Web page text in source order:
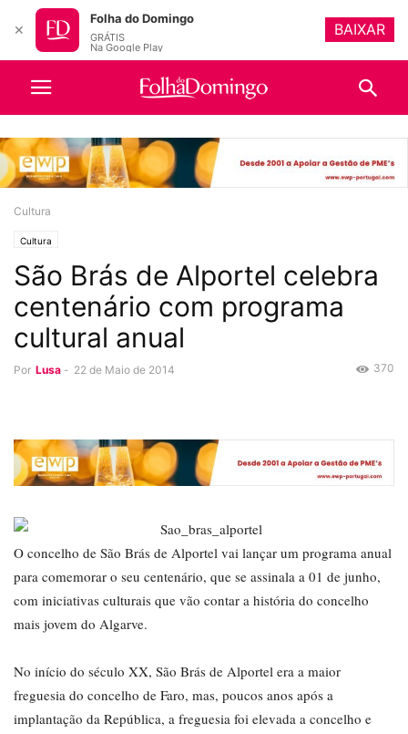
Cultura
Cultura
São Brás de Alportel celebra
centenário com programa
cultural anual
Por Lusa - 22 de Maio de 2014 370
O concelho de São Brás de Alportel vai lançar um programa anual
para comemorar o seu centenário, que se assinala a 01 de junho,
com iniciativas culturais que vão contar a história do concelho
mais jovem do Algarve.
No início do século XX, São Brás de Alportel era a maior
freguesia do concelho de Faro, mas, poucos anos após a
implantação da República, a freguesia foi elevada a concelho e
✕
Folha do Domingo
GRÁTIS
Na Google Play
BAIXAR